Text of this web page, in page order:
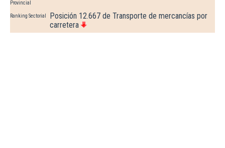
Provincial
Ranking Sectorial
Posición 12.667 de Transporte de mercancías por
carretera